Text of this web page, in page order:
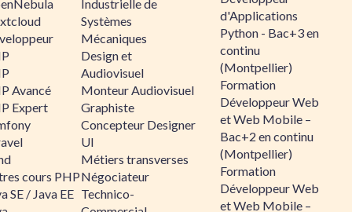
Avancé
Expert
cours PHP
SE / Java EE
Industrielle de
Systèmes
Mécaniques
Design et
Audiovisuel
Monteur Audiovisuel
Graphiste
Concepteur Designer
UI
Métiers transverses
Négociateur
Technico-
d'Applications
Python - Bac+3 en
continu
(Montpellier)
Formation
Développeur Web
et Web Mobile –
Bac+2 en continu
(Montpellier)
Formation
Développeur Web
et Web Mobile –